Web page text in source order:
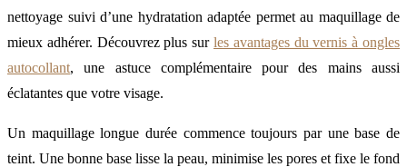
nettoyage suivi d’une hydratation adaptée permet au maquillage de
mieux adhérer. Découvrez plus sur les avantages du vernis à ongles
autocollant, une astuce complémentaire pour des mains aussi
éclatantes que votre visage.
Un maquillage longue durée commence toujours par une base de
teint. Une bonne base lisse la peau, minimise les pores et fixe le fond